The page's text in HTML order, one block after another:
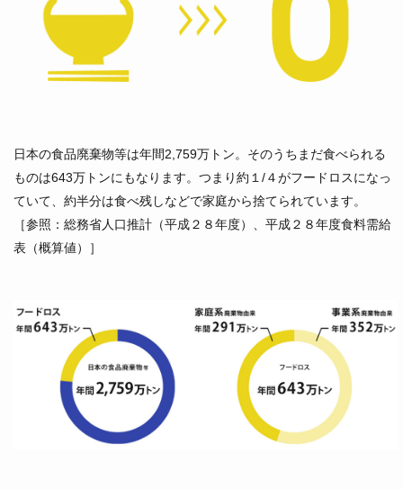
日本の食品廃棄物等は年間2,759万トン。そのうちまだ食べられる
ものは643万トンにもなります。つまり約１/４がフードロスになっ
ていて、約半分は食べ残しなどで家庭から捨てられています。
［参照：総務省人口推計（平成２８年度）、平成２８年度食料需給
表（概算値）］